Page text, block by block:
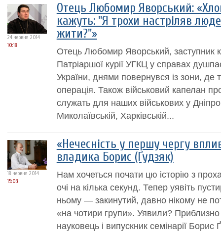
24 червня 2014
10:18
Отець Любомир Яворський:
кажуть: "Я трохи настріляв
жити?"»
Отець Любомир Яворський, заступник
Патріаршої курії УГКЦ у справах
України, днями повернувся із зони, де
операція. Також військовий капелан
служать для наших військових у
Миколаївській, Харківській...
18 червня 2014
15:03
«Нечесність у першу чергу
владика Борис (Ґудзяк)
Нам хочеться почати цю історію з
очі на кілька секунд. Тепер уявіть
ньому — закинутий, давно нікому не
«на чотири групи». Уявили?
науковець і випускник семінарії Борис